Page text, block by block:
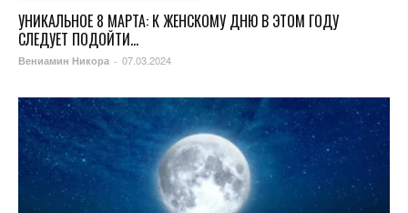
УНИКАЛЬНОЕ 8 МАРТА: К ЖЕНСКОМУ ДНЮ В ЭТОМ ГОДУ
СЛЕДУЕТ ПОДОЙТИ...
Вениамин Никора - 07.03.2024